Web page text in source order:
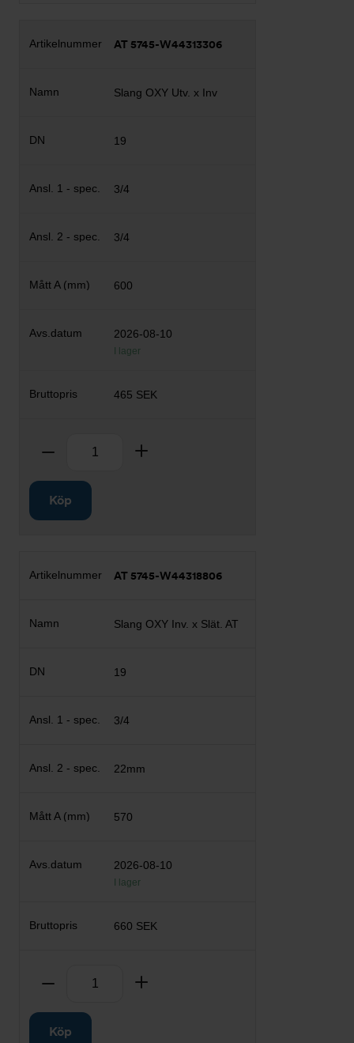
AT 5745-W44313306
Slang OXY Utv. x Inv
19
3/4
3/4
600
2026-08-10
I lager
465 SEK
Ta bort
Köp
AT 5745-W44318806
Slang OXY Inv. x Slät. AT
19
3/4
22mm
570
2026-08-10
I lager
660 SEK
Ta bort
Köp